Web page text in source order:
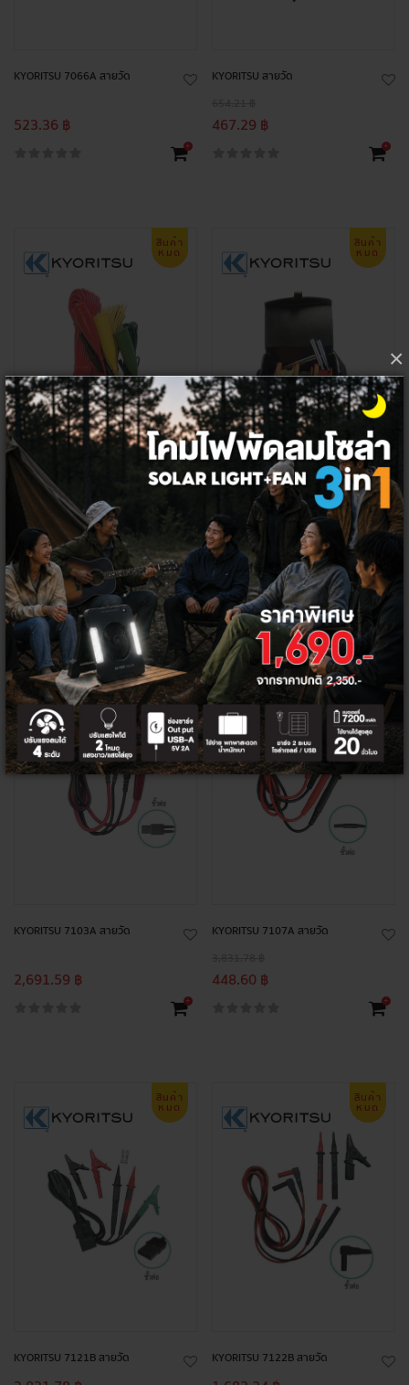
×
KYORITSU 7066A สายวัด
523.36 ฿
+
KYORITSU สายวัด
467.29 ฿
+
สินค้า
หมด
KYORITSU 7095A สายวัด
2,186.92 ฿
สินค้า
หมด
KYORITSU 7100A สายวัด
6,728.97 ฿
6,724.30 ฿
สินค้า
หมด
KYORITSU 7103A สายวัด
2,691.59 ฿
+
สินค้า
หมด
KYORITSU 7107A สายวัด
448.60 ฿
+
สินค้า
หมด
KYORITSU 7121B สายวัด
สินค้า
หมด
KYORITSU 7122B สายวัด